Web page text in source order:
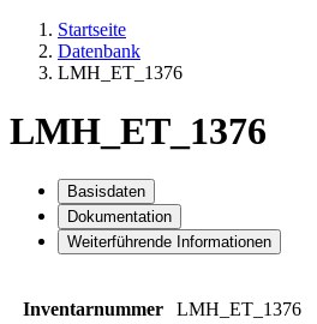
Startseite
Datenbank
LMH_ET_1376
LMH_ET_1376
Basisdaten
Dokumentation
Weiterführende Informationen
Inventarnummer
LMH_ET_1376